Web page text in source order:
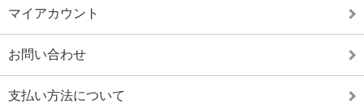
マイアカウント
お問い合わせ
支払い方法について